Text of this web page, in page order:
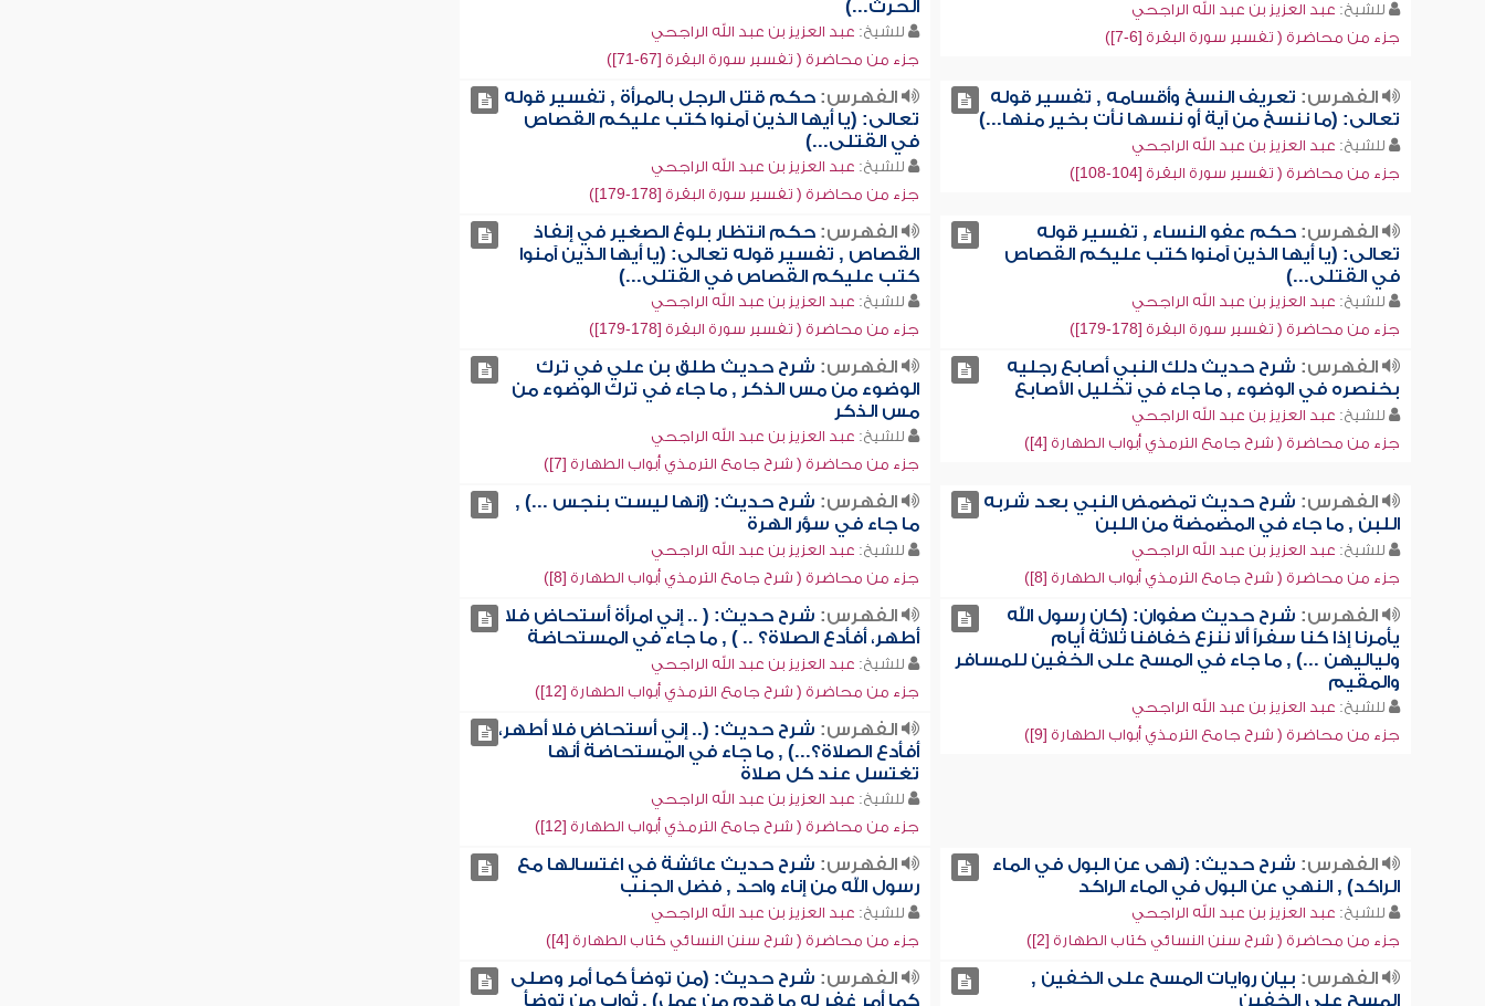
للشيخ: عبد العزيز بن عبد الله الراجحي
جزء من محاضرة ( تفسير سورة البقرة [6-7])
الحرث...)
للشيخ: عبد العزيز بن عبد الله الراجحي
جزء من محاضرة ( تفسير سورة البقرة [67-71])
الفهرس: تعريف النسخ وأقسامه , تفسير قوله
تعالى: (ما ننسخ من آية أو ننسها نأت بخير منها...)
للشيخ: عبد العزيز بن عبد الله الراجحي
جزء من محاضرة ( تفسير سورة البقرة [104-108])
الفهرس: حكم قتل الرجل بالمرأة , تفسير قوله
تعالى: (يا أيها الذين آمنوا كتب عليكم القصاص
في القتلى...)
للشيخ: عبد العزيز بن عبد الله الراجحي
جزء من محاضرة ( تفسير سورة البقرة [178-179])
الفهرس:حكم عفو النساء , تفسير قوله
تعالى: (يا أيها الذين آمنوا كتب عليكم القصاص
في القتلى...)
للشيخ: عبد العزيز بن عبد الله الراجحي
جزء من محاضرة ( تفسير سورة البقرة [178-179])
الفهرس: حكم انتظار بلوغ الصغير في إنفاذ
القصاص , تفسير قوله تعالى: (يا أيها الذين آمنوا
كتب عليكم القصاص في القتلى...)
للشيخ: عبد العزيز بن عبد الله الراجحي
جزء من محاضرة ( تفسير سورة البقرة [178-179])
الفهرس: شرح حديث دلك النبي أصابع رجليه
بخنصره في الوضوء , ما جاء في تخليل الأصابع
للشيخ: عبد العزيز بن عبد الله الراجحي
جزء من محاضرة ( شرح جامع الترمذي أبواب الطهارة [4])
الفهرس: شرح حديث طلق بن علي في ترك
الوضوء من مس الذكر , ما جاء في ترك الوضوء من
مس الذكر
للشيخ: عبد العزيز بن عبد الله الراجحي
جزء من محاضرة ( شرح جامع الترمذي أبواب الطهارة [7])
الفهرس: شرح حديث تمضمض النبي بعد شربه
اللبن , ما جاء في المضمضة من اللبن
للشيخ: عبد العزيز بن عبد الله الراجحي
جزء من محاضرة ( شرح جامع الترمذي أبواب الطهارة [8])
الفهرس: شرح حديث: (إنها ليست بنجس ...) ,
ما جاء في سؤر الهرة
للشيخ: عبد العزيز بن عبد الله الراجحي
جزء من محاضرة ( شرح جامع الترمذي أبواب الطهارة [8])
الفهرس: شرح حديث صفوان: (كان رسول الله
يأمرنا إذا كنا سفراً ألا ننزع خفافنا ثلاثة أيام
ولياليهن ...) , ما جاء في المسح على الخفين للمسافر
والمقيم
للشيخ: عبد العزيز بن عبد الله الراجحي
جزء من محاضرة ( شرح جامع الترمذي أبواب الطهارة [9])
الفهرس: شرح حديث: ( .. إني امرأة أستحاض فلا
أطهر، أفأدع الصلاة؟ .. ) , ما جاء في المستحاضة
للشيخ: عبد العزيز بن عبد الله الراجحي
جزء من محاضرة ( شرح جامع الترمذي أبواب الطهارة [12])
الفهرس: شرح حديث: (.. إني أستحاض فلا أطهر،
أفأدع الصلاة؟...) , ما جاء في المستحاضة أنها
تغتسل عند كل صلاة
للشيخ: عبد العزيز بن عبد الله الراجحي
جزء من محاضرة ( شرح جامع الترمذي أبواب الطهارة [12])
الفهرس: شرح حديث: (نهى عن البول في الماء
الراكد) , النهي عن البول في الماء الراكد
للشيخ: عبد العزيز بن عبد الله الراجحي
جزء من محاضرة ( شرح سنن النسائي كتاب الطهارة [2])
الفهرس: شرح حديث عائشة في اغتسالها مع
رسول الله من إناء واحد , فضل الجنب
للشيخ: عبد العزيز بن عبد الله الراجحي
جزء من محاضرة ( شرح سنن النسائي كتاب الطهارة [4])
الفهرس: بيان روايات المسح على الخفين ,
المسح على الخفين
الفهرس: شرح حديث: (من توضأ كما أمر وصلى
كما أمر غفر له ما قدم من عمل) , ثواب من توضأ